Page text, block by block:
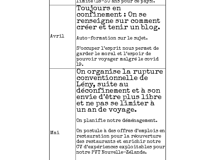
limite (18-30 ans pour ce pays).
Avril
Toujours en
confinement : On se
renseigne sur comment
créer et tenir un blog.
Auto-formation sur le sujet.
S’occuper l’esprit nous permet de
garder le moral et l’espoir de
pouvoir voyager malgré le covid
19.
Mai
On organise la rupture
conventionnelle de
Lény, suite au
déconfinement et à son
envie d’être plus libre
et ne pas se limiter à
un an de voyage.
On planifie notre déménagement.
On postule à des offres d’emplois en
restauration pour la réouverture
des restaurants et enrichir notre
CV d’expériences exploitables pour
notre PVT Nouvelle-Zélande.